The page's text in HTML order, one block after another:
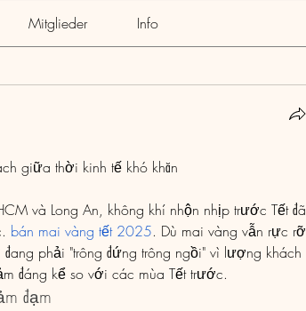
Mitglieder Info
giữa thời kinh tế khó khăn
và Long An, không khí nhộn nhịp trước Tết đã
bán mai vàng tết 2025. Dù mai vàng vẫn rực rỡ
phải "trông đứng trông ngồi" vì lượng khách
đáng kể so với các mùa Tết trước.
đạm